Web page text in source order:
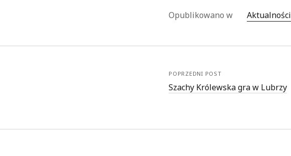
Opublikowano w Aktualności
POPRZEDNI POST
Szachy Królewska gra w Lubrzy